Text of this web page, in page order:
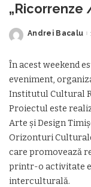
Recurrences”
Posted
Andrei Bacalu
În acest weekend
eveniment,
Institutul Cultural
Proiectul este
Arte şi Design
Orizonturi
care promovează
printr-o activitate
interculturală.